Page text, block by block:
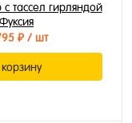
тассел гирляндой
Фуксия
₽/ шт